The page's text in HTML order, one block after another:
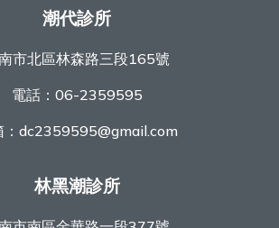
潮代診所
市北區林森路三段165號
電話： 06-2359595
dc2359595@gmail.com
林黑潮診所